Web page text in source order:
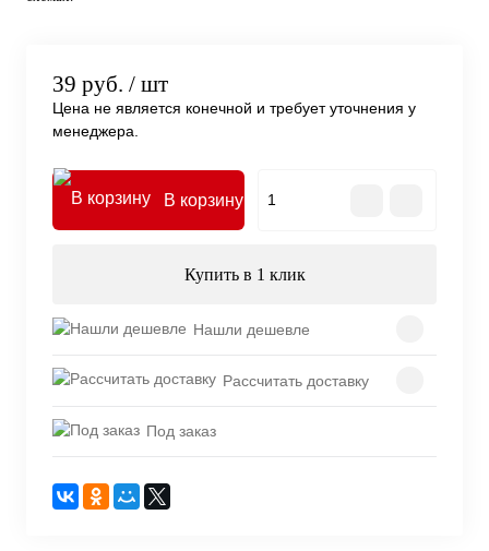
39 руб. / шт
Цена не является конечной и требует уточнения у
менеджера.
В корзину
Купить в 1 клик
Нашли дешевле
Рассчитать доставку
Под заказ